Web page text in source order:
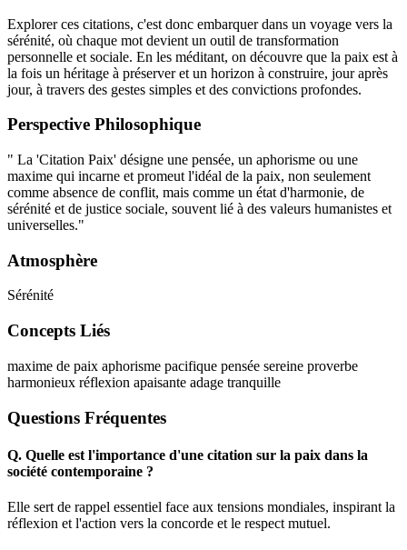
Explorer ces citations, c'est donc embarquer dans un voyage vers la
sérénité, où chaque mot devient un outil de transformation
personnelle et sociale. En les méditant, on découvre que la paix est à
la fois un héritage à préserver et un horizon à construire, jour après
jour, à travers des gestes simples et des convictions profondes.
Perspective Philosophique
" La 'Citation Paix' désigne une pensée, un aphorisme ou une
maxime qui incarne et promeut l'idéal de la paix, non seulement
comme absence de conflit, mais comme un état d'harmonie, de
sérénité et de justice sociale, souvent lié à des valeurs humanistes et
universelles."
Atmosphère
Sérénité
Concepts Liés
maxime de paix aphorisme pacifique pensée sereine proverbe
harmonieux réflexion apaisante adage tranquille
Questions Fréquentes
Q. Quelle est l'importance d'une citation sur la paix dans la
société contemporaine ?
Elle sert de rappel essentiel face aux tensions mondiales, inspirant la
réflexion et l'action vers la concorde et le respect mutuel.